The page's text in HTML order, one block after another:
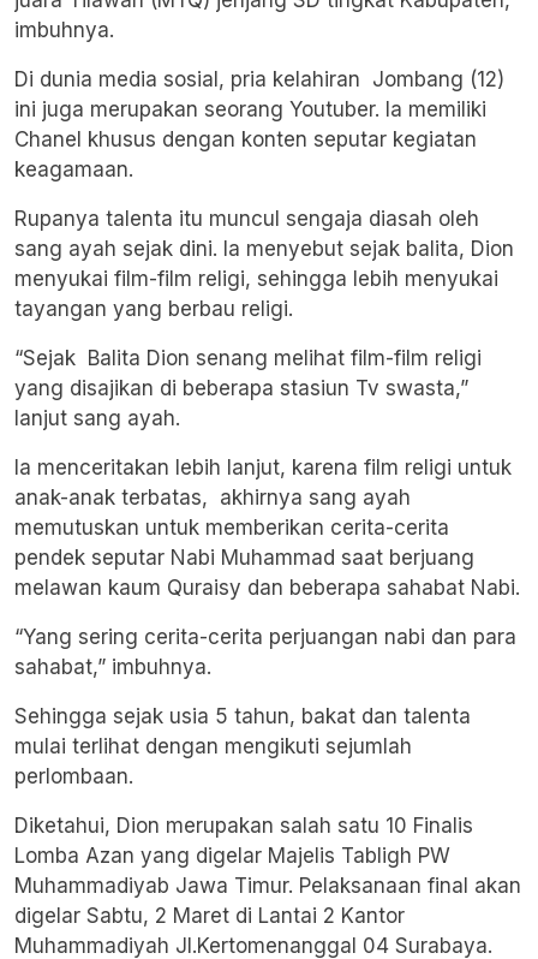
imbuhnya.
Di dunia media sosial, pria kelahiran Jombang (12)
ini juga merupakan seorang Youtuber. Ia memiliki
Chanel khusus dengan konten seputar kegiatan
keagamaan.
Rupanya talenta itu muncul sengaja diasah oleh
sang ayah sejak dini. Ia menyebut sejak balita, Dion
menyukai film-film religi, sehingga lebih menyukai
tayangan yang berbau religi.
“Sejak Balita Dion senang melihat film-film religi
yang disajikan di beberapa stasiun Tv swasta,”
lanjut sang ayah.
Ia menceritakan lebih lanjut, karena film religi untuk
anak-anak terbatas, akhirnya sang ayah
memutuskan untuk memberikan cerita-cerita
pendek seputar Nabi Muhammad saat berjuang
melawan kaum Quraisy dan beberapa sahabat Nabi.
“Yang sering cerita-cerita perjuangan nabi dan para
sahabat,” imbuhnya.
Sehingga sejak usia 5 tahun, bakat dan talenta
mulai terlihat dengan mengikuti sejumlah
perlombaan.
Diketahui, Dion merupakan salah satu 10 Finalis
Lomba Azan yang digelar Majelis Tabligh PW
Muhammadiyab Jawa Timur. Pelaksanaan final akan
digelar Sabtu, 2 Maret di Lantai 2 Kantor
Muhammadiyah Jl.Kertomenanggal 04 Surabaya.